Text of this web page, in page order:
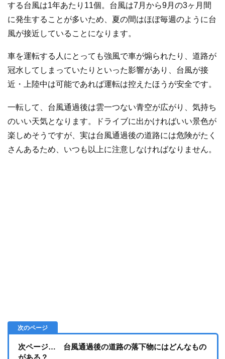
する台風は1年あたり11個。台風は7月から9月の3ヶ月間
に発生することが多いため、夏の間はほぼ毎週のように台
風が接近していることになります。
車を運転する人にとっても強風で車が煽られたり、道路が
冠水してしまっていたりといった影響があり、台風が接
近・上陸中は可能であれば運転は控えたほうが安全です。
一転して、台風通過後は雲一つない青空が広がり、気持ち
のいい天気となります。ドライブに出かければいい景色が
楽しめそうですが、実は台風通過後の道路には危険がたく
さんあるため、いつも以上に注意しなければなりません。
次ページ… 台風通過後の道路の落下物にはどんなもの
がある？